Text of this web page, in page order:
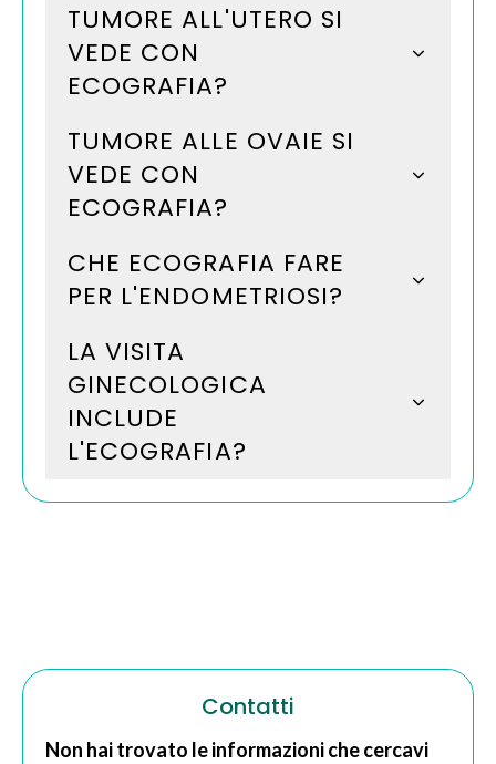
TUMORE ALL'UTERO SI
VEDE CON
ECOGRAFIA?
TUMORE ALLE OVAIE SI
VEDE CON
ECOGRAFIA?
CHE ECOGRAFIA FARE
PER L'ENDOMETRIOSI?
LA VISITA
GINECOLOGICA
INCLUDE
L'ECOGRAFIA?
Contatti
Non hai trovato le informazioni che cercavi